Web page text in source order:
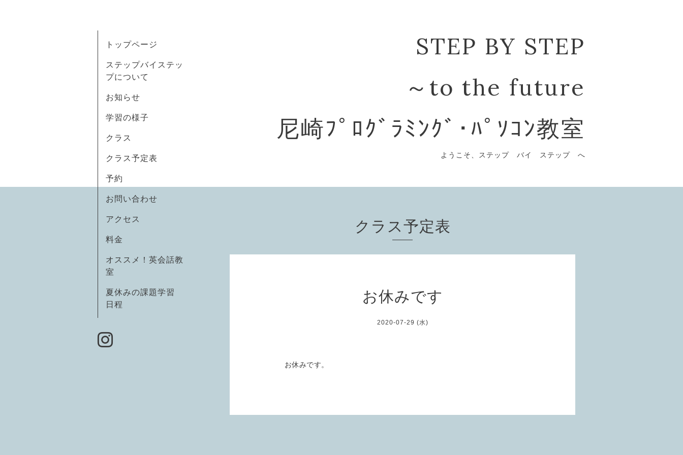
STEP BY STEP
～to the future
尼崎ﾌﾟﾛｸﾞﾗﾐﾝｸﾞ･ﾊﾟｿｺﾝ教室
ようこそ、ステップ バイ ステップ へ
トップページ
ステップバイステッ
プについて
お知らせ
学習の様子
クラス
クラス予定表
予約
お問い合わせ
アクセス
料金
オススメ！英会話教
室
夏休みの課題学習
日程
クラス予定表
お休みです
2020-07-29 (水)
お休みです。